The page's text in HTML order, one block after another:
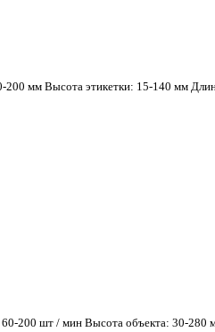
мм Высота этикетки: 15-140 мм
200 шт / мин Высота объекта: 30-280